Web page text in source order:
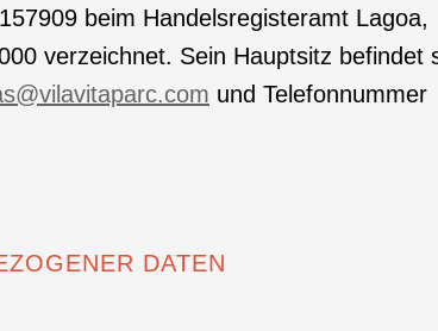
beim Handelsregisteramt Lagoa,
verzeichnet. Sein Hauptsitz befindet
und Telefonnummer
DATEN